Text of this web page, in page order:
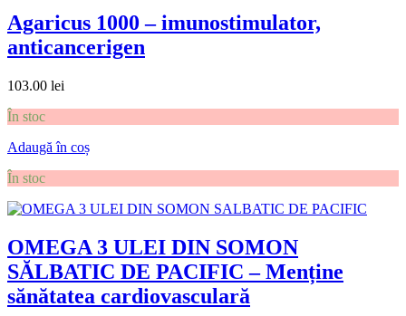
Agaricus 1000 – imunostimulator,
anticancerigen
103.00 lei
În stoc
Adaugă în coș
În stoc
OMEGA 3 ULEI DIN SOMON
SĂLBATIC DE PACIFIC – Menține
sănătatea cardiovasculară